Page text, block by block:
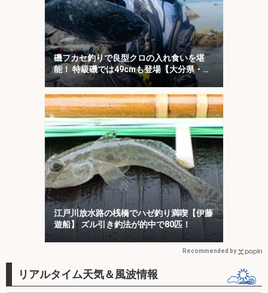
磯フカセ釣りで良型クロの入れ食いを堪
能！ 特級磯では49cmも登場【大分県・鶴
見の磯】
江戸川放水路の桟橋でハゼ釣り満喫【伊藤
遊船】 ズル引き釣法が的中で80匹！
Recommended by
リアルタイム天気＆風波情報